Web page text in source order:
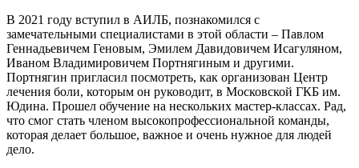
В 2021 году вступил в АИЛБ, познакомился с
замечательными специалистами в этой области – Павлом
Геннадьевичем Геновым, Эмилем Давидовичем Исагуляном,
Иваном Владимировичем Портнягиным и другими.
Портнягин пригласил посмотреть, как организован Центр
лечения боли, которым он руководит, в Московской ГКБ им.
Юдина. Прошел обучение на нескольких мастер-классах. Рад,
что смог стать членом высокопрофессиональной команды,
которая делает большое, важное и очень нужное для людей
дело.